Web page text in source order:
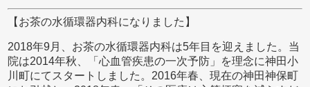
【お茶の水循環器内科になりました】
2018年9月、お茶の水循環器内科は5年目を迎えました。当
院は2014年秋、「心血管疾患の一次予防」を理念に神田小
川町にてスタートしました。2016年春、現在の神田神保町